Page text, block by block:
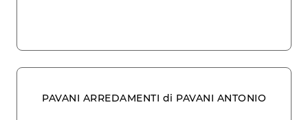
PAVANI ARREDAMENTI di PAVANI ANTONIO